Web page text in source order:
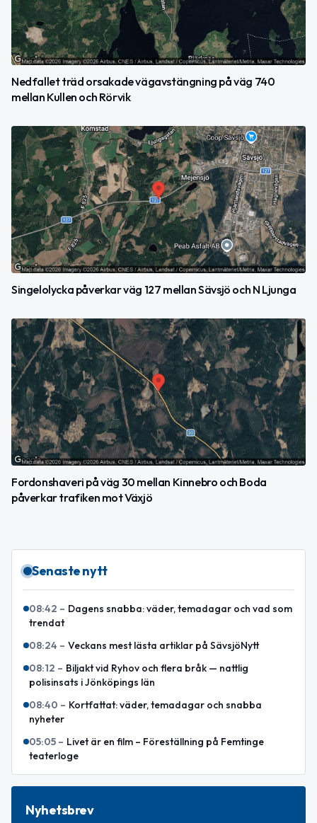
Nedfallet träd orsakade vägavstängning på väg 740
mellan Kullen och Rörvik
Singelolycka påverkar väg 127 mellan Sävsjö och N Ljunga
Fordonshaveri på väg 30 mellan Kinnebro och Boda
påverkar trafiken mot Växjö
Senaste nytt
08:42 – Dagens snabba: väder, temadagar och vad som
trendat
08:24 – Veckans mest lästa artiklar på SävsjöNytt
08:12 – Biljakt vid Ryhov och flera bråk — nattlig
polisinsats i Jönköpings län
08:40 – Kortfattat: väder, temadagar och snabba
nyheter
05:05 – Livet är en film – Föreställning på Femtinge
teaterloge
Nyhetsbrev